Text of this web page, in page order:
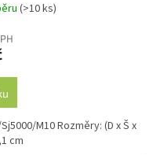
(>10 ks)
M10 Rozměry: (D x Š x
cm